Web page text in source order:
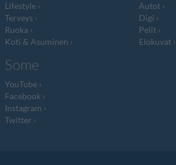
Lifestyle
Terveys
Ruoka
Koti & Asuminen
Autot
Digi
Pelit
Elokuvat
Some
YouTube
Facebook
Instagram
Twitter